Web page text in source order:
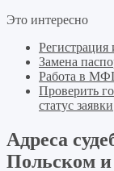
Это интересно
Замена
Работа в
Проверить
статус заявки
Адреса
Польском